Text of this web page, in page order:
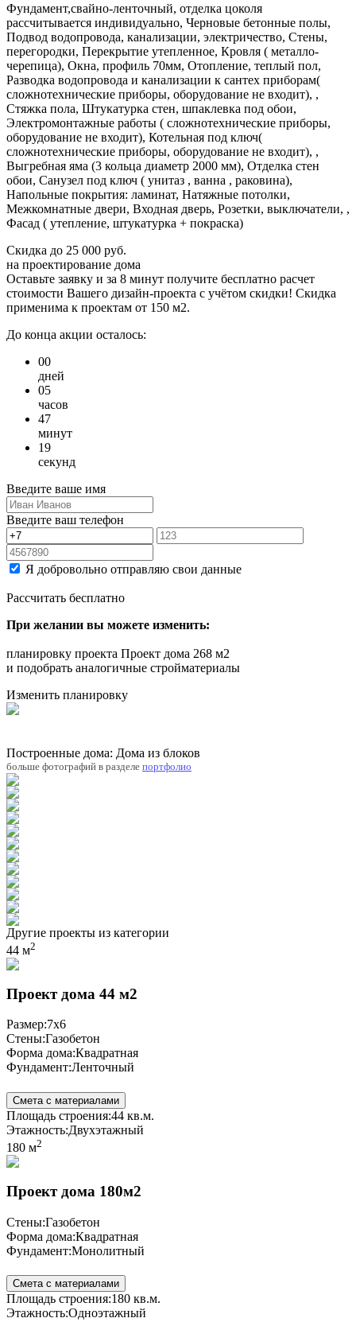
Фундамент,свайно-ленточный, отделка цоколя
рассчитывается индивидуально, Черновые бетонные полы,
Подвод водопровода, канализации, электричество, Стены,
перегородки, Перекрытие утепленное, Кровля ( металло-
черепица), Окна, профиль 70мм, Отопление, теплый пол,
Разводка водопровода и канализации к сантех приборам(
сложнотехнические приборы, оборудование не входит), ,
Стяжка пола, Штукатурка стен, шпаклевка под обои,
Электромонтажные работы ( сложнотехнические приборы,
оборудование не входит), Котельная под ключ(
сложнотехнические приборы, оборудование не входит), ,
Выгребная яма (3 кольца диаметр 2000 мм), Отделка стен
обои, Санузел под ключ ( унитаз , ванна , раковина),
Напольные покрытия: ламинат, Натяжные потолки,
Межкомнатные двери, Входная дверь, Розетки, выключатели, ,
Фасад ( утепление, штукатурка + покраска)
Скидка до 25 000 руб.
на проектирование дома
Оставьте заявку и за 8 минут получите бесплатно расчет
стоимости Вашего дизайн-проекта с учётом скидки! Скидка
применима к проектам от 150 м2.
До конца акции осталось:
00
дней
05
часов
47
минут
19
секунд
Введите ваше имя
Введите ваш телефон
Я добровольно отправляю свои данные
Рассчитать бесплатно
При желании вы можете изменить:
планировку проекта Проект дома 268 м2
и подобрать аналогичные стройматериалы
Изменить планировку
Построенные дома: Дома из блоков
больше фотографий в разделе портфолио
Другие проекты из категории
44 м2
Проект дома 44 м2
Размер:7x6
Стены:Газобетон
Форма дома:Квадратная
Фундамент:Ленточный
Смета с материалами
Площадь строения:44 кв.м.
Этажность:Двухэтажный
180 м2
Проект дома 180м2
Стены:Газобетон
Форма дома:Квадратная
Фундамент:Монолитный
Смета с материалами
Площадь строения:180 кв.м.
Этажность:Одноэтажный